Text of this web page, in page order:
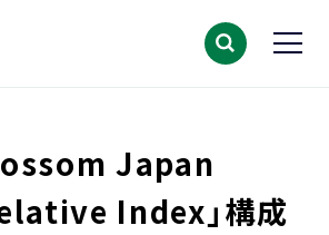
Japan
Index」構成